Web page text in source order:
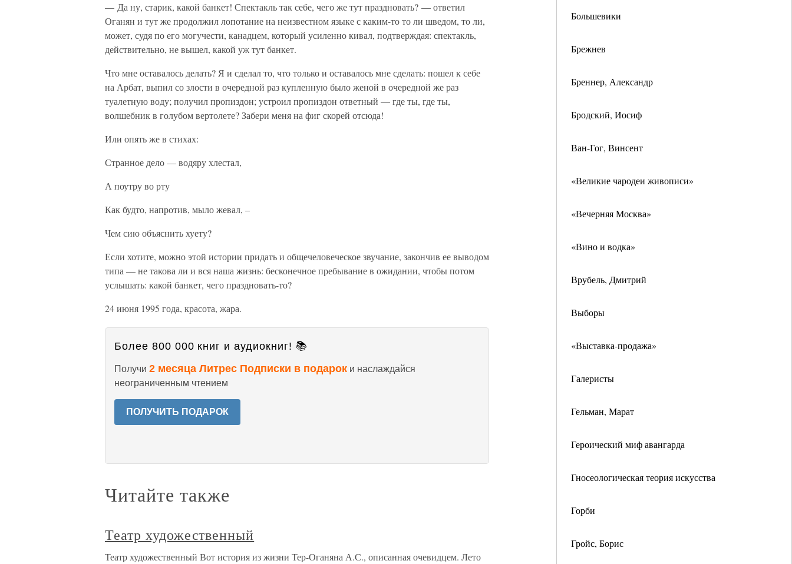
Большевики
Брежнев
Бреннер, Александр
Бродский, Иосиф
Ван-Гог, Винсент
«Великие чародеи живописи»
«Вечерняя Москва»
«Вино и водка»
Врубель, Дмитрий
Выборы
«Выставка-продажа»
Галеристы
Гельман, Марат
Героический миф авангарда
Гносеологическая теория искусства
Горби
Гройс, Борис
— Да ну, старик, какой банкет! Спектакль так себе, чего же тут праздновать? — ответил
Оганян и тут же продолжил лопотание на неизвестном языке с каким-то то ли шведом, то ли,
может, судя по его могучести, канадцем, который усиленно кивал, подтверждая: спектакль,
действительно, не вышел, какой уж тут банкет.
Что мне оставалось делать? Я и сделал то, что только и оставалось мне сделать: пошел к себе
на Арбат, выпил со злости в очередной раз купленную было женой в очередной же раз
туалетную воду; получил пропиздон; устроил пропиздон ответный — где ты, где ты,
волшебник в голубом вертолете? Забери меня на фиг скорей отсюда!
Или опять же в стихах:
Странное дело — водяру хлестал,
А поутру во рту
Как будто, напротив, мыло жевал, –
Чем сию объяснить хуету?
Если хотите, можно этой истории придать и общечеловеческое звучание, закончив ее выводом
типа — не такова ли и вся наша жизнь: бесконечное пребывание в ожидании, чтобы потом
услышать: какой банкет, чего праздновать-то?
24 июня 1995 года, красота, жара.
Более 800 000 книг и аудиокниг! 📚
Получи 2 месяца Литрес Подписки в подарок и наслаждайся
неограниченным чтением
ПОЛУЧИТЬ ПОДАРОК
Читайте также
Театр художественный
Театр художественный Вот история из жизни Тер-Оганяна А.С., описанная очевидцем. Лето